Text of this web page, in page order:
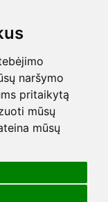
naršymo
pritaikytą
mūsų
mūsų